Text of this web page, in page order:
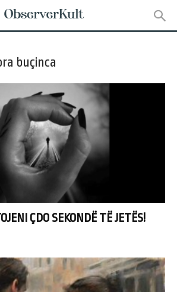
buçinca
ÇDO SEKONDË TË JETËS!